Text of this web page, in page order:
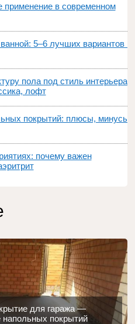
применение в современном
5–6 лучших вариантов и
пола под стиль интерьера:
лофт
покрытий: плюсы, минусы,
почему важен
для гаража —
покрытий